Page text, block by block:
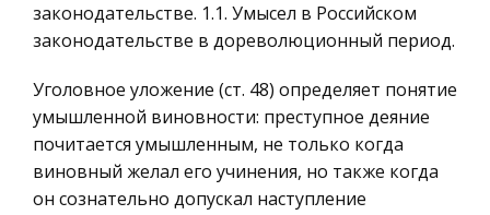
Физкультура и Спорт, Здоровье
Гражданская оборона
Геология
Религия
Уголовный процесс
Таможенное право
законодательстве. 1.1. Умысел в Российском
законодательстве в дореволюционный период.
Уголовное уложение (ст. 48) определяет понятие
умышленной виновности: преступное деяние
почитается умышленным, не только когда
виновный желал его учинения, но также когда
он сознательно допускал наступление